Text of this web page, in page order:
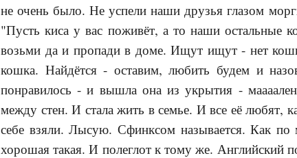
не очень было. Не успели наши друзья глазом
"Пусть киса у вас поживёт, а то наши
возьми да и пропади в доме. Ищут ищут - нет
кошка. Найдётся - оставим, любить будем и
понравилось - и вышла она из укрытия -
между стен. И стала жить в семье. И все её любят,
себе взяли. Лысую. Сфинксом называется. Как
хорошая такая. И полеглот к тому же. Английский